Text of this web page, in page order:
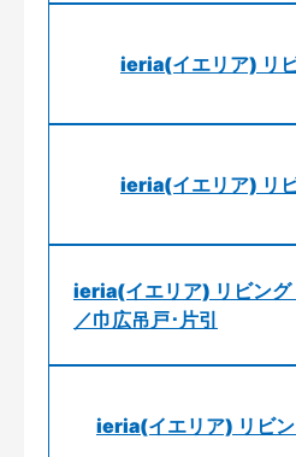
ieria(イエリア) リ
ieria(イエリア) リ
ieria(イエリア) リビング
／巾広吊戸･片引
ieria(イエリア) リビ